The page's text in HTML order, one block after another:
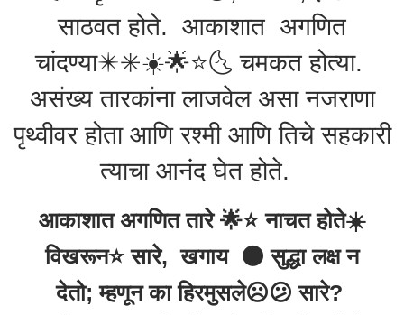
साठवत होते. आकाशात अगणित
चांदण्या✴️✳️☀️🌟⭐️🌜 चमकत होत्या.
असंख्य तारकांना लाजवेल असा नजराणा
पृथ्वीवर होता आणि रश्मी आणि तिचे सहकारी
त्याचा आनंद घेत होते.
आकाशात अगणित तारे 🌟⭐️ नाचत होते☀️
विखरून⭐️ सारे, खगाय 🌑 सुद्धा लक्ष न
देतो; म्हणून का हिरमुसले☹️😕 सारे?